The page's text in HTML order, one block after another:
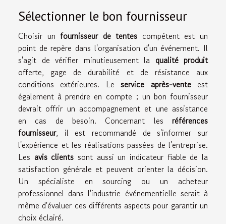
Sélectionner le bon fournisseur
Choisir unfournisseur de tentes compétent est un
point de repère dans l'organisation d'un événement. Il
s'agit de vérifier minutieusement la qualité produit
offerte, gage de durabilité et de résistance aux
conditions extérieures. Leservice après-venteest
également à prendre en compte ; un bon fournisseur
devrait offrir un accompagnement et une assistance
en cas de besoin. Concernant les références
fournisseur, il est recommandé de s'informer sur
l'expérience et les réalisations passées de l'entreprise.
Les avis clients sont aussi un indicateur fiable de la
satisfaction générale et peuvent orienter la décision.
Un spécialiste en sourcing ou un acheteur
professionnel dans l'industrie événementielle serait à
même d'évaluer ces différents aspects pour garantir un
choix éclairé.